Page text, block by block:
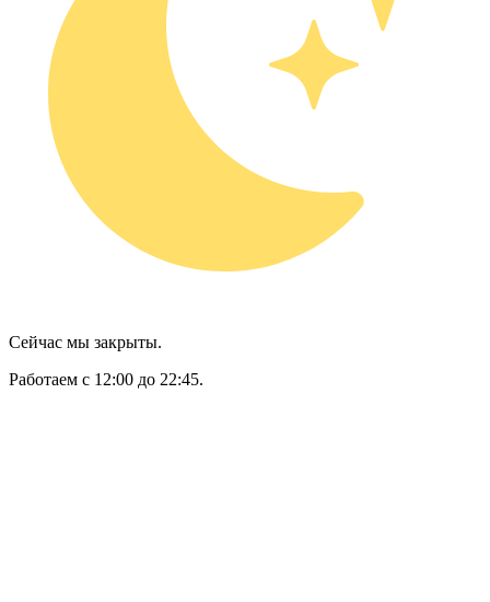
Сейчас мы закрыты.
Работаем с 12:00 до 22:45.